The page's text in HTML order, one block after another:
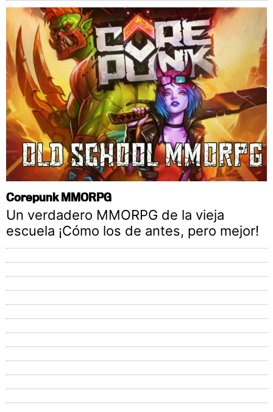
Corepunk MMORPG
Un verdadero MMORPG de la vieja
escuela ¡Cómo los de antes, pero mejor!